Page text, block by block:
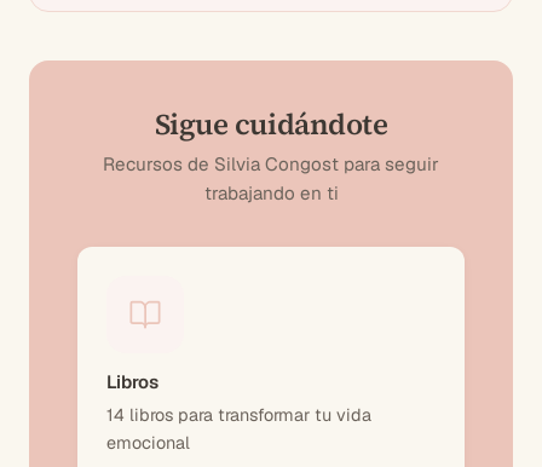
Sigue cuidándote
Recursos de Silvia Congost para seguir
trabajando en ti
Libros
14 libros para transformar tu vida
emocional